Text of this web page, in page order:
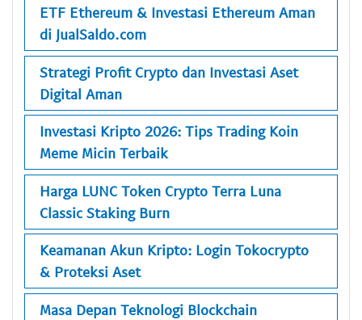
ETF Ethereum & Investasi Ethereum Aman
di JualSaldo.com
Strategi Profit Crypto dan Investasi Aset
Digital Aman
Investasi Kripto 2026: Tips Trading Koin
Meme Micin Terbaik
Harga LUNC Token Crypto Terra Luna
Classic Staking Burn
Keamanan Akun Kripto: Login Tokocrypto
& Proteksi Aset
Masa Depan Teknologi Blockchain